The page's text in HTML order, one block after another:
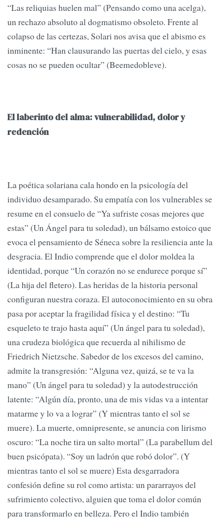
“Las reliquias huelen mal” (Pensando como una acelga),
un rechazo absoluto al dogmatismo obsoleto. Frente al
colapso de las certezas, Solari nos avisa que el abismo es
inminente: “Han clausurando las puertas del cielo, y esas
cosas no se pueden ocultar” (Beemedobleve).
El laberinto del alma: vulnerabilidad, dolor y
redención
La poética solariana cala hondo en la psicología del
individuo desamparado. Su empatía con los vulnerables se
resume en el consuelo de “Ya sufriste cosas mejores que
estas” (Un Ángel para tu soledad), un bálsamo estoico que
evoca el pensamiento de Séneca sobre la resiliencia ante la
desgracia. El Indio comprende que el dolor moldea la
identidad, porque “Un corazón no se endurece porque sí”
(La hija del fletero). Las heridas de la historia personal
configuran nuestra coraza. El autoconocimiento en su obra
pasa por aceptar la fragilidad física y el destino: “Tu
esqueleto te trajo hasta aquí” (Un ángel para tu soledad),
una crudeza biológica que recuerda al nihilismo de
Friedrich Nietzsche. Sabedor de los excesos del camino,
admite la transgresión: “Alguna vez, quizá, se te va la
mano” (Un ángel para tu soledad) y la autodestrucción
latente: “Algún día, pronto, una de mis vidas va a intentar
matarme y lo va a lograr” (Y mientras tanto el sol se
muere). La muerte, omnipresente, se anuncia con lirismo
oscuro: “La noche tira un salto mortal” (La parabellum del
buen psicópata). “Soy un ladrón que robó dolor”. (Y
mientras tanto el sol se muere) Esta desgarradora
confesión define su rol como artista: un pararrayos del
sufrimiento colectivo, alguien que toma el dolor común
para transformarlo en belleza. Pero el Indio también